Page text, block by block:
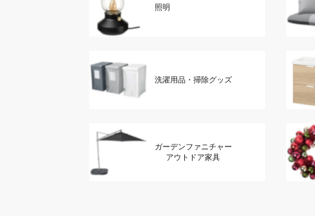
照明
洗濯用品・掃除グッズ
ガーデンファニチャー
アウトドア家具